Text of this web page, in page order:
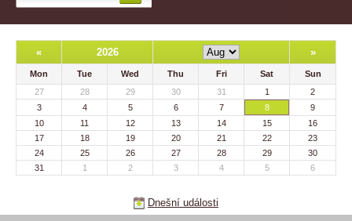
« 2026 »
Mon Tue Wed Thu Fri Sat
Sun
27
28 29 30 31 1
2
3
4 5 6 7 8
9
10
11 12 13 14 15
16
17
18 19 20 21 22
23
24
25 26 27 28 29
30
31
1 2 3 4 5 6
Dnešní události